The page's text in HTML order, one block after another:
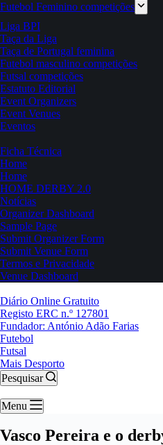
Futebol Feminino competições
Liga BPI
Taça da Liga
Taça de Portugal feminina
Futebol masculino competições
Futsal competições
Estatuto Editorial
Event Organizers
Event Venues
Eventos
Ficha Técnica
Home
Home
HOME DERBY 2.0
Notícias
Organizer Dashboard
Sample Page
Submit Organizer Form
Submit Venue Form
Termos e Privacidade
Venue Dashboard
Diário Online Gratuito
Registo ERC n.º 127801
Fundador: António Adão Farias
Futebol
Futsal
Mais Desporto
Pesquisar
Menu
Vasco Pereira e o